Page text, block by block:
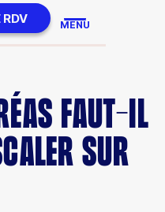
RDV MENU
FAUT-IL
SUR